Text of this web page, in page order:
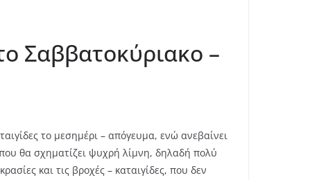
Σαββατοκύριακο –
το μεσημέρι – απόγευμα, ενώ ανεβαίνει
θα σχηματίζει ψυχρή λίμνη, δηλαδή πολύ
και τις βροχές – καταιγίδες, που δεν